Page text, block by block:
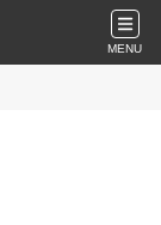
MENU